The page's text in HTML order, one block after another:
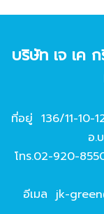
บริษัท เจ เค
ที่อยู่ 136/11-10-
อ.
โทร.02-920-
อีเมล jk-